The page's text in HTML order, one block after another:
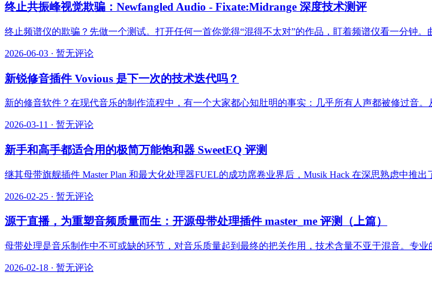
终止共振峰视觉欺骗：Newfangled Audio - Fixate:Midrange 深度技术测评
终止频谱仪的欺骗？先做一个测试。打开任何一首你觉得“混得不太对”的作品，盯着频谱仪看一分钟
2026-06-03 · 暂无评论
新锐修音插件 Vovious 是下一次的技术迭代吗？
新的修音软件？在现代音乐的制作流程中，有一个大家都心知肚明的事实：几乎所有人声都被修过音。
2026-03-11 · 暂无评论
新手和高手都适合用的极简万能饱和器 SweetEQ 评测
继其母带旗舰插件 Master Plan 和最大化处理器FUEL的成功席卷业界后，Musik Hack 在深思熟虑中推
2026-02-25 · 暂无评论
源于直播，为重塑音频质量而生：开源母带处理插件 master_me 评测（上篇）
母带处理是音乐制作中不可或缺的环节，对音乐质量起到最终的把关作用，技术含量不亚于混音。专
2026-02-18 · 暂无评论